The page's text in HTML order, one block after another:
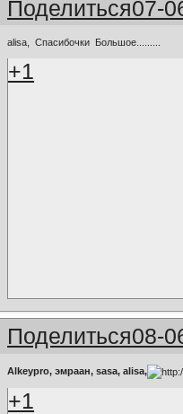
Поделиться07-
alisa, Спасибочки Большое.........
+1
Поделиться08-
Alkeypro, эмраан, sasa, alisa,
+1